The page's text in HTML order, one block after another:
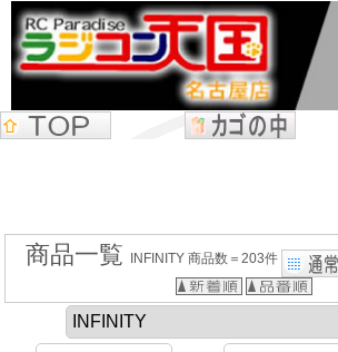
商品一覧 INFINITY 商品数＝203件